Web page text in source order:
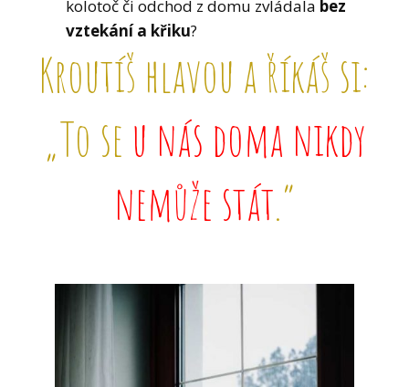
kolotoč či odchod z domu zvládala bez
vztekání a křiku?
Kroutíš hlavou a říkáš si:
„To se u nás doma nikdy
nemůže stát.“